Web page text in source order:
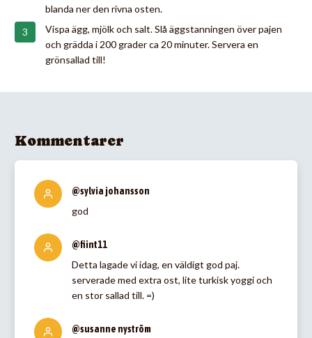
blanda ner den rivna osten.
Vispa ägg, mjölk och salt. Slå äggstanningen över pajen
och grädda i 200 grader ca 20 minuter. Servera en
grönsallad till!
Kommentarer
@sylvia johansson
god
@fiint11
Detta lagade vi idag, en väldigt god paj.
serverade med extra ost, lite turkisk yoggi och
en stor sallad till. =)
@susanne nyström